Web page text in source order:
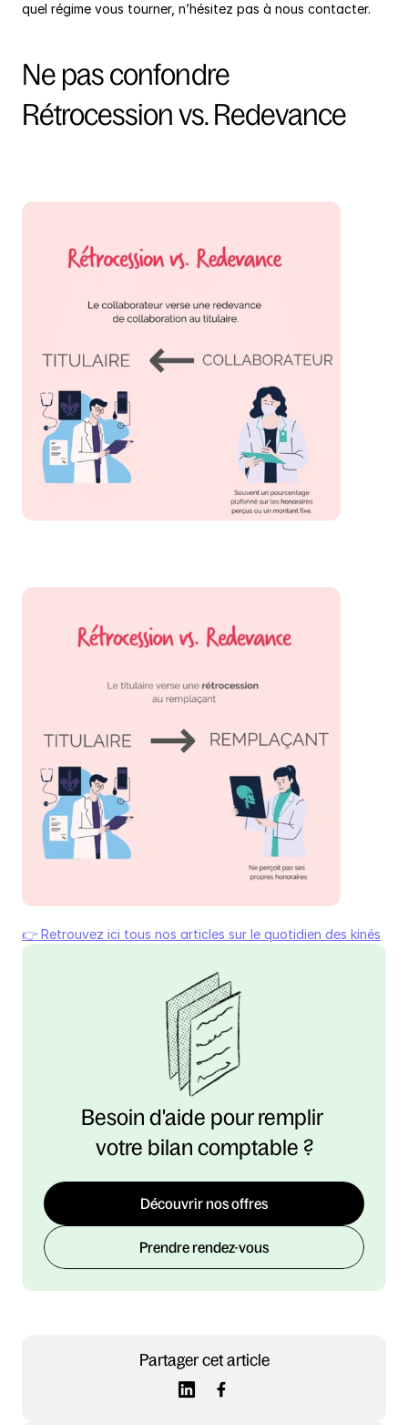
Partager cet article
quel régime vous tourner, n’hésitez pas à nous contacter.
Ne pas confondre
Rétrocession vs. Redevance
👉 Retrouvez ici tous nos articles sur le quotidien des kinés
Besoin d'aide pour remplir
votre bilan comptable ?
Découvrir nos offres
Prendre rendez-vous